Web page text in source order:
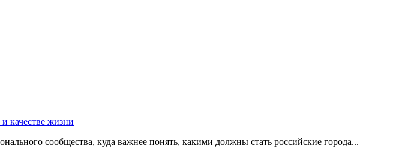
качестве жизни
сообщества, куда важнее понять, какими должны стать российские города...